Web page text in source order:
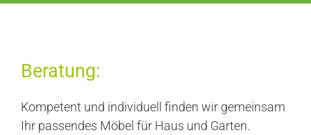
Beratung:
Kompetent und individuell finden wir gemeinsam
Ihr passendes Möbel für Haus und Garten.